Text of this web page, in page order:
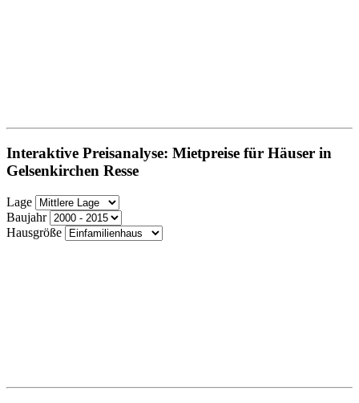
Interaktive Preisanalyse: Mietpreise für Häuser in
Gelsenkirchen Resse
Lage
Baujahr
Hausgröße